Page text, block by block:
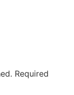
Required